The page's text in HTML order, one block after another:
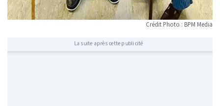
Crédit Photo : BPM Media
La suite après cette publicité